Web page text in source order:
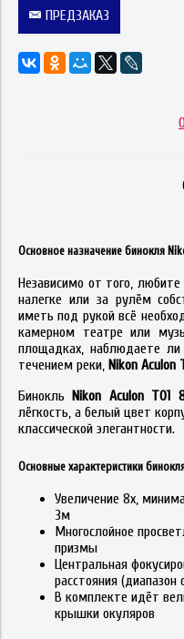
ПРЕДЗАКАЗ
Основное назначение бинокля
Независимо от того,
налегке или за рулём
иметь под рукой всё
камерном театре или
площадках, наблюдаете
течением реки, Nikon Aculon
БинокльNikon Aculon T01
лёгкость, а белый цвет
классической элегантности.
Основные характеристики
Увеличение 8х,
3м
Многослойное
призмы
Центральная
расстояния
В комплекте идёт
крышки окуляров